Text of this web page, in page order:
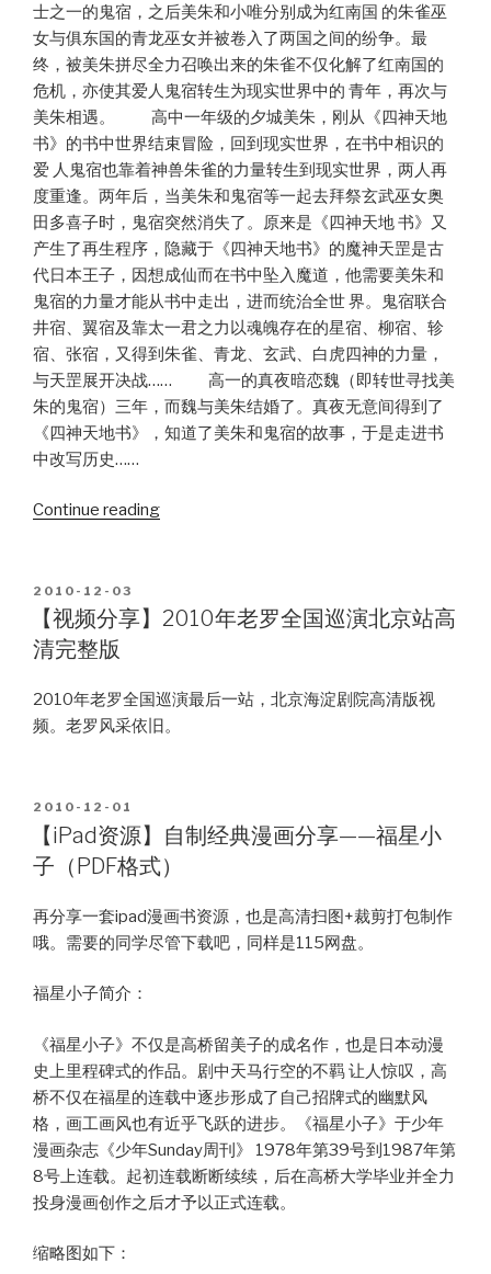
士之一的鬼宿，之后美朱和小唯分别成为红南国 的朱雀巫
女与俱东国的青龙巫女并被卷入了两国之间的纷争。最
终，被美朱拼尽全力召唤出来的朱雀不仅化解了红南国的
危机，亦使其爱人鬼宿转生为现实世界中的 青年，再次与
美朱相遇。 高中一年级的夕城美朱，刚从《四神天地
书》的书中世界结束冒险，回到现实世界，在书中相识的
爱 人鬼宿也靠着神兽朱雀的力量转生到现实世界，两人再
度重逢。两年后，当美朱和鬼宿等一起去拜祭玄武巫女奥
田多喜子时，鬼宿突然消失了。原来是《四神天地 书》又
产生了再生程序，隐藏于《四神天地书》的魔神天罡是古
代日本王子，因想成仙而在书中坠入魔道，他需要美朱和
鬼宿的力量才能从书中走出，进而统治全世 界。鬼宿联合
井宿、翼宿及靠太一君之力以魂魄存在的星宿、柳宿、轸
宿、张宿，又得到朱雀、青龙、玄武、白虎四神的力量，
与天罡展开决战…… 高一的真夜暗恋魏（即转世寻找美
朱的鬼宿）三年，而魏与美朱结婚了。真夜无意间得到了
《四神天地书》，知道了美朱和鬼宿的故事，于是走进书
中改写历史……
Continue reading“【iPad
制
漫
画
幻
梦
游
（PDF
格
POSTED
ON
2010-12-03
【视频分享】2010年老罗全国巡演北京站高
清完整版
2010年老罗全国巡演最后一站，北京海淀剧院高清版视
频。老罗风采依旧。
POSTED
ON
2010-12-01
【iPad资源】自制经典漫画分享——福星小
子（PDF格式）
再分享一套ipad漫画书资源，也是高清扫图+裁剪打包制作
哦。需要的同学尽管下载吧，同样是115网盘。
福星小子简介：
《福星小子》不仅是高桥留美子的成名作，也是日本动漫
史上里程碑式的作品。剧中天马行空的不羁 让人惊叹，高
桥不仅在福星的连载中逐步形成了自己招牌式的幽默风
格，画工画风也有近乎飞跃的进步。《福星小子》于少年
漫画杂志《少年Sunday周刊》 1978年第39号到1987年第
8号上连载。起初连载断断续续，后在高桥大学毕业并全力
投身漫画创作之后才予以正式连载。
缩略图如下：